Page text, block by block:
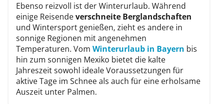
Ebenso reizvoll ist der Winterurlaub. Während
einige Reisendeverschneite Berglandschaften
und Wintersport genießen, zieht es andere in
sonnige Regionen mit angenehmen
Temperaturen. Vom Winterurlaub in Bayern bis
hin zum sonnigen Mexiko bietet die kalte
Jahreszeit sowohl ideale Voraussetzungen für
aktive Tage im Schnee als auch für eine erholsame
Auszeit unter Palmen.